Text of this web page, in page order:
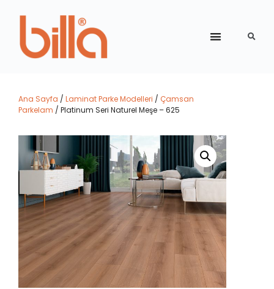
Ana Sayfa / Laminat Parke Modelleri / Çamsan
Parkelam / Platinum Seri Naturel Meşe – 625